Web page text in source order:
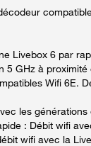
Livebox 6 par
5 GHz à proximité
Wifi 6E.
les générations
: Débit wifi
wifi avec la